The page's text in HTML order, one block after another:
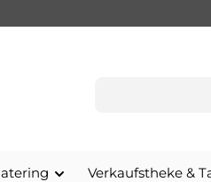
Verkaufstheke &